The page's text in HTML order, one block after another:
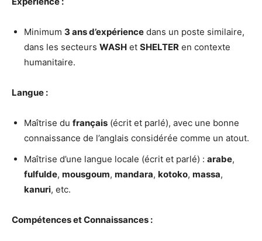
Minimum 3 ans d’expérience dans un poste similaire,
dans les secteurs WASH et SHELTER en contexte
humanitaire.
Langue :
Maîtrise du français (écrit et parlé), avec une bonne
connaissance de l’anglais considérée comme un atout.
Maîtrise d’une langue locale (écrit et parlé) : arabe,
fulfulde, mousgoum, mandara, kotoko, massa,
kanuri, etc.
Compétences et Connaissances :